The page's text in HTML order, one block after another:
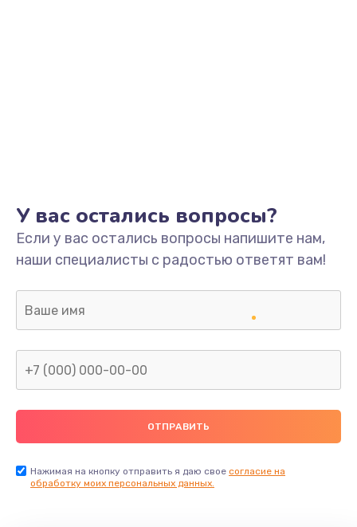
У вас остались вопросы?
Если у вас остались вопросы напишите нам,
наши специалисты с радостью ответят вам!
Нажимая на кнопку отправить я даю свое согласие на
обработку моих персональных данных.